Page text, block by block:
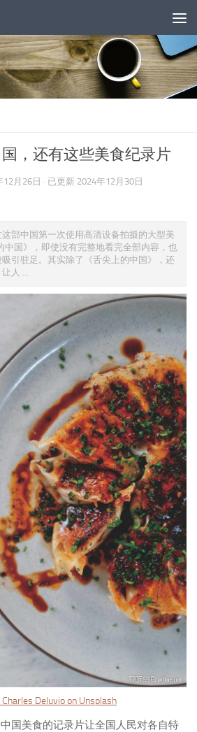
，还有这些美食纪录片
12月26日 · 已更新 2024年12月30日
部中国第一次使用高清设备拍摄的大型美
国》，即使没有完整地看完全部内容，也
引驻足。其实除了《舌尖上的中国》，还
人 ...
Deluvio on Unsplash
国美食的记录片让全国人民对各自特